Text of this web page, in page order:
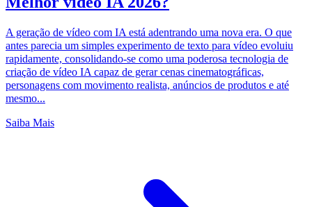
A geração de vídeo com IA está adentrando uma nova era. O que
antes parecia um simples experimento de texto para vídeo evoluiu
rapidamente, consolidando-se como uma poderosa tecnologia de
criação de vídeo IA capaz de gerar cenas cinematográficas,
personagens com movimento realista, anúncios de produtos e até
mesmo...
Saiba Mais